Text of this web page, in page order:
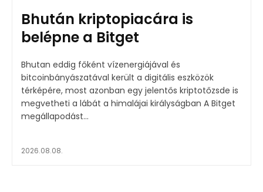
Bhután kriptopiacára is
belépne a Bitget
Bhutan eddig főként vízenergiájával és
bitcoinbányászatával került a digitális eszközök
térképére, most azonban egy jelentős kriptotőzsde is
megvetheti a lábát a himalájai királyságban A Bitget
megállapodást...
2026.08.08.